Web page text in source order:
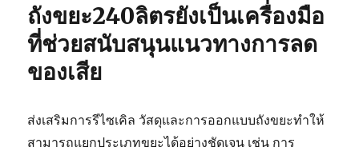
ถังขยะ240ลิตรยังเป็นเครื่องมือ
ที่ช่วยสนับสนุนแนวทางการลด
ของเสีย
ส่งเสริมการรีไซเคิล วัสดุและการออกแบบถังขยะทำให้
สามารถแยกประเภทขยะได้อย่างชัดเจน เช่น การ